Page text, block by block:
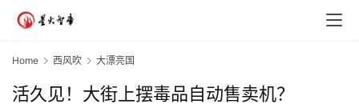
Home 西风吹 大漂亮国
活久见！大街上摆毒品自动售卖机？